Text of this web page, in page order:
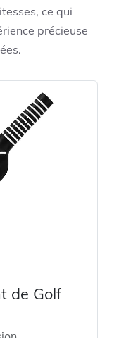
ce qui
précieuse
de Golf